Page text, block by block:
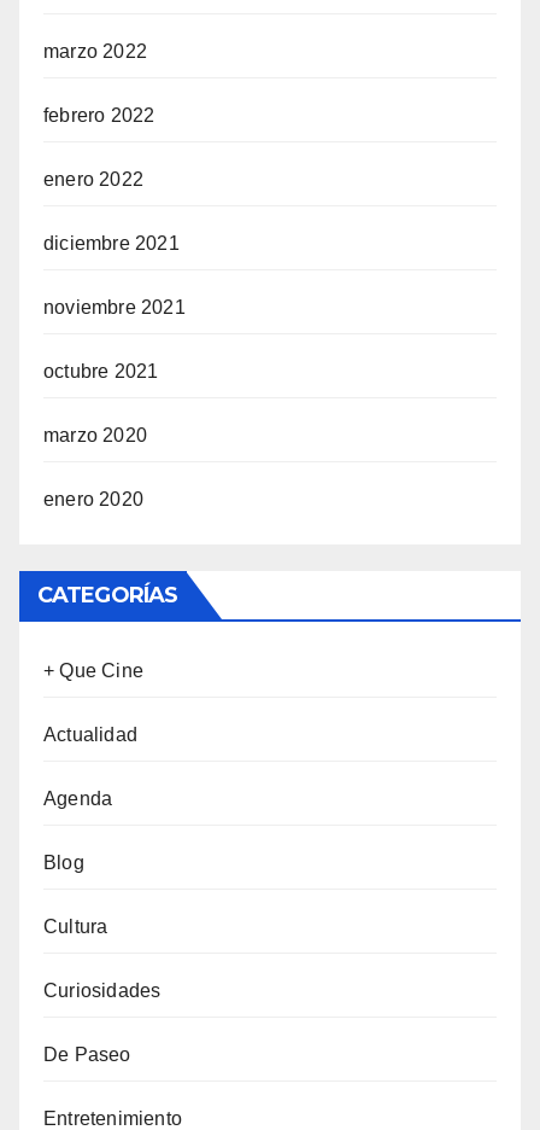
marzo 2022
febrero 2022
enero 2022
diciembre 2021
noviembre 2021
octubre 2021
marzo 2020
enero 2020
CATEGORÍAS
+ Que Cine
Actualidad
Agenda
Blog
Cultura
Curiosidades
De Paseo
Entretenimiento